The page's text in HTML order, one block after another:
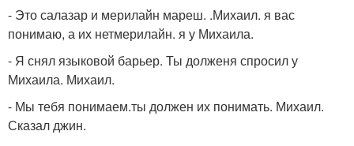
- Это салазар и мерилайн мареш. .Михаил. я вас
понимаю, а их нетмерилайн. я у Михаила.
- Я снял языковой барьер. Ты долженя спросил у
Михаила. Михаил.
- Мы тебя понимаем.ты должен их понимать. Михаил.
Сказал джин.